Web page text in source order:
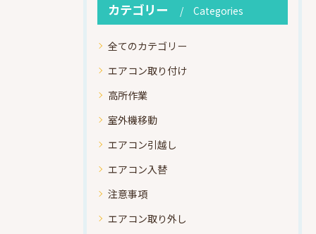
カテゴリー Categories
全てのカテゴリー
エアコン取り付け
高所作業
室外機移動
エアコン引越し
エアコン入替
注意事項
エアコン取り外し